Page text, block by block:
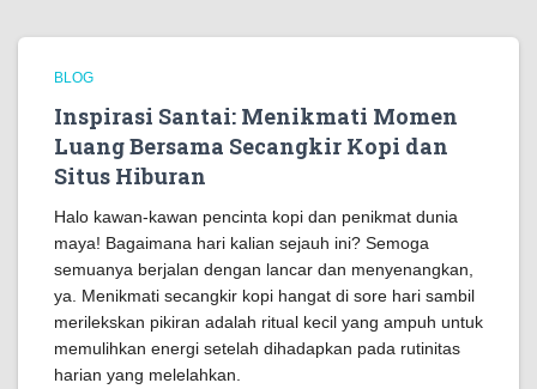
BLOG
Inspirasi Santai: Menikmati Momen
Luang Bersama Secangkir Kopi dan
Situs Hiburan
Halo kawan-kawan pencinta kopi dan penikmat dunia
maya! Bagaimana hari kalian sejauh ini? Semoga
semuanya berjalan dengan lancar dan menyenangkan,
ya. Menikmati secangkir kopi hangat di sore hari sambil
merilekskan pikiran adalah ritual kecil yang ampuh untuk
memulihkan energi setelah dihadapkan pada rutinitas
harian yang melelahkan.